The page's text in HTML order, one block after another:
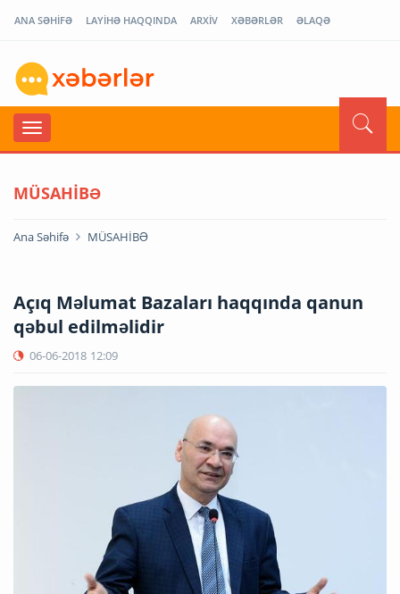
ANA SƏHİFƏ LAYİHƏ HAQQINDA ARXİV XƏBƏRLƏR ƏLAQƏ
MÜSAHİBƏ
Ana Səhifə MÜSAHİBƏ
Açıq Məlumat Bazaları haqqında qanun
qəbul edilməlidir
06-06-2018 12:09